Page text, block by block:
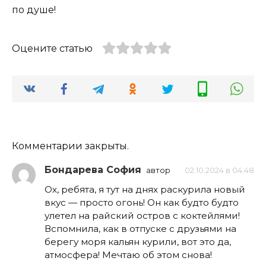
по душе!
Оцените статью
Комментарии закрыты.
Бондарева София автор 02.10.2024 в 04:48
Ох, ребята, я тут на днях раскурила новый
вкус — просто огонь! Он как будто будто
улетел на райский остров с коктейлями!
Вспомнила, как в отпуске с друзьями на
берегу моря кальян курили, вот это да,
атмосфера! Мечтаю об этом снова!